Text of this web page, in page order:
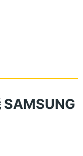
SAMSUNG